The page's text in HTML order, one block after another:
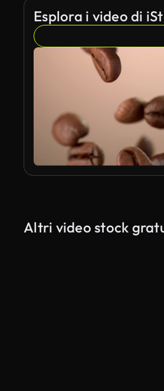
Esplora i video di
Altri video stock